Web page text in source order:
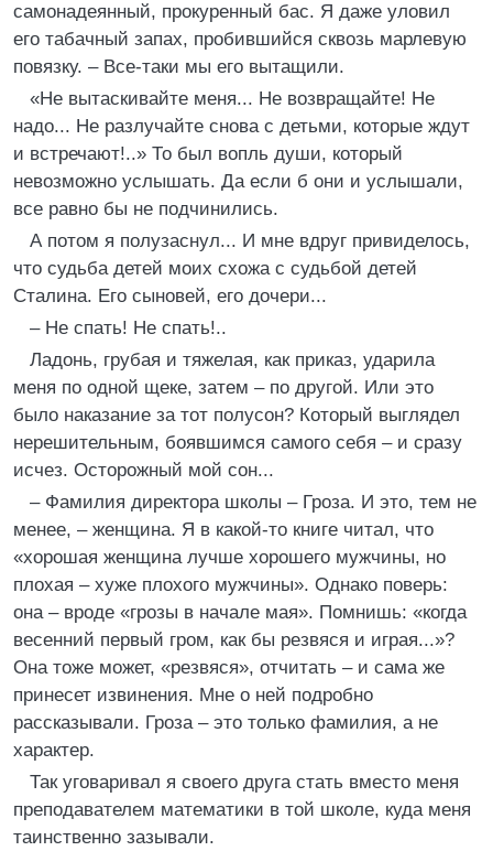
самонадеянный, прокуренный бас. Я даже уловил
его табачный запах, пробившийся сквозь марлевую
повязку. – Все-таки мы его вытащили.
«Не вытаскивайте меня... Не возвращайте! Не
надо... Не разлучайте снова с детьми, которые ждут
и встречают!..» То был вопль души, который
невозможно услышать. Да если б они и услышали,
все равно бы не подчинились.
А потом я полузаснул... И мне вдруг привиделось,
что судьба детей моих схожа с судьбой детей
Сталина. Его сыновей, его дочери...
– Не спать! Не спать!..
Ладонь, грубая и тяжелая, как приказ, ударила
меня по одной щеке, затем – по другой. Или это
было наказание за тот полусон? Который выглядел
нерешительным, боявшимся самого себя – и сразу
исчез. Осторожный мой сон...
– Фамилия директора школы – Гроза. И это, тем не
менее, – женщина. Я в какой-то книге читал, что
«хорошая женщина лучше хорошего мужчины, но
плохая – хуже плохого мужчины». Однако поверь:
она – вроде «грозы в начале мая». Помнишь: «когда
весенний первый гром, как бы резвяся и играя...»?
Она тоже может, «резвяся», отчитать – и сама же
принесет извинения. Мне о ней подробно
рассказывали. Гроза – это только фамилия, а не
характер.
Так уговаривал я своего друга стать вместо меня
преподавателем математики в той школе, куда меня
таинственно зазывали.